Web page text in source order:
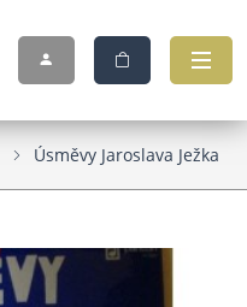
Úsměvy Jaroslava Ježka